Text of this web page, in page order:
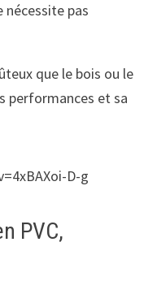
nécessite pas
que le bois ou le
performances et sa
D-g
PVC,